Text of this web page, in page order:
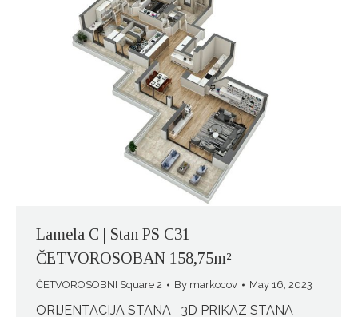
Lamela C | Stan PS C31 –
ČETVOROSOBAN 158,75m²
ČETVOROSOBNI Square 2 By markocov May 16, 2023
ORIJENTACIJA STANA 3D PRIKAZ STANA